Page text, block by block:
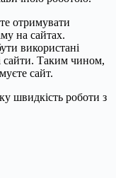
отримувати
на сайтах.
використані
сайти. Таким чином,
сайт.
швидкість роботи з